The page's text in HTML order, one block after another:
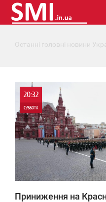
Останні головні новини
20:32
СУББОТА
0
Приниження на